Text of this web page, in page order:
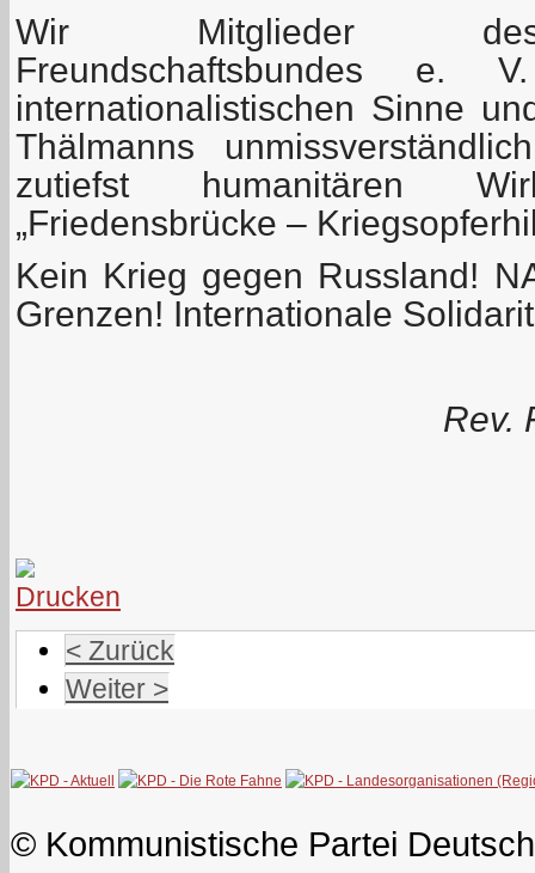
Wir Mitglieder des
Freundschaftsbundes
internationalistischen Sinne
Thälmanns
zutiefst humanitären
„Friedensbrücke –
Kein Krieg gegen Russland!
Grenzen! Internationale
Rev.
< Zurück
Weiter >
© Kommunistische Partei